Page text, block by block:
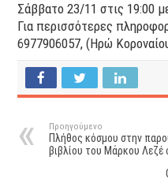
Σάββατο 23/11 στις 19:00
Για περισσότερες
6977906057, (Hρώ
Προηγούμενο
Πλήθος κόσμου στην
βιβλίου του Μάρκου Λεζέ